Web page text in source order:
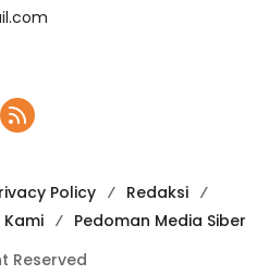
Policy
Redaksi
Pedoman Media Siber
Reserved